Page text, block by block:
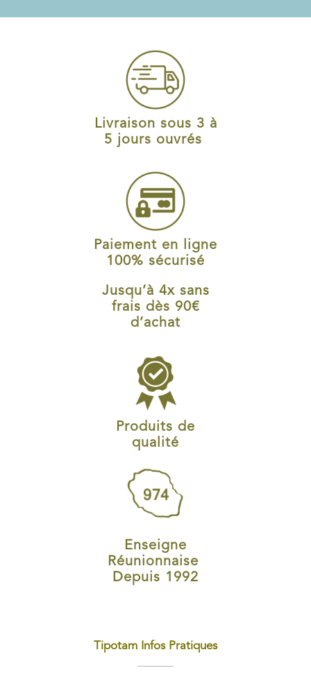
Livraison sous 3 à
5 jours ouvrés
Paiement en ligne
100% sécurisé
Jusqu’à 4x sans
frais dès 90€
d’achat
Produits de
qualité
Enseigne
Réunionnaise
Depuis 1992
Tipotam Infos Pratiques